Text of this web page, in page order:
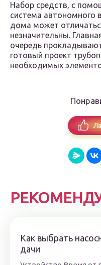
Набор средств, с
система автономного
дома может
незначительны.
очередь
готовый проект
необходимых
Как выбрать
дачи